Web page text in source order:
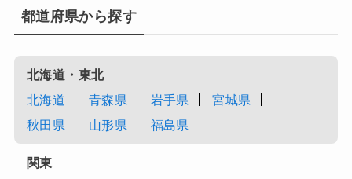
都道府県から探す
北海道・東北
北海道
青森県 岩手県
宮城県
秋田県
山形県 福島県
関東